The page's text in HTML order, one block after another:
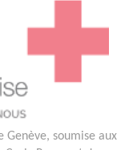
Genève, soumise aux